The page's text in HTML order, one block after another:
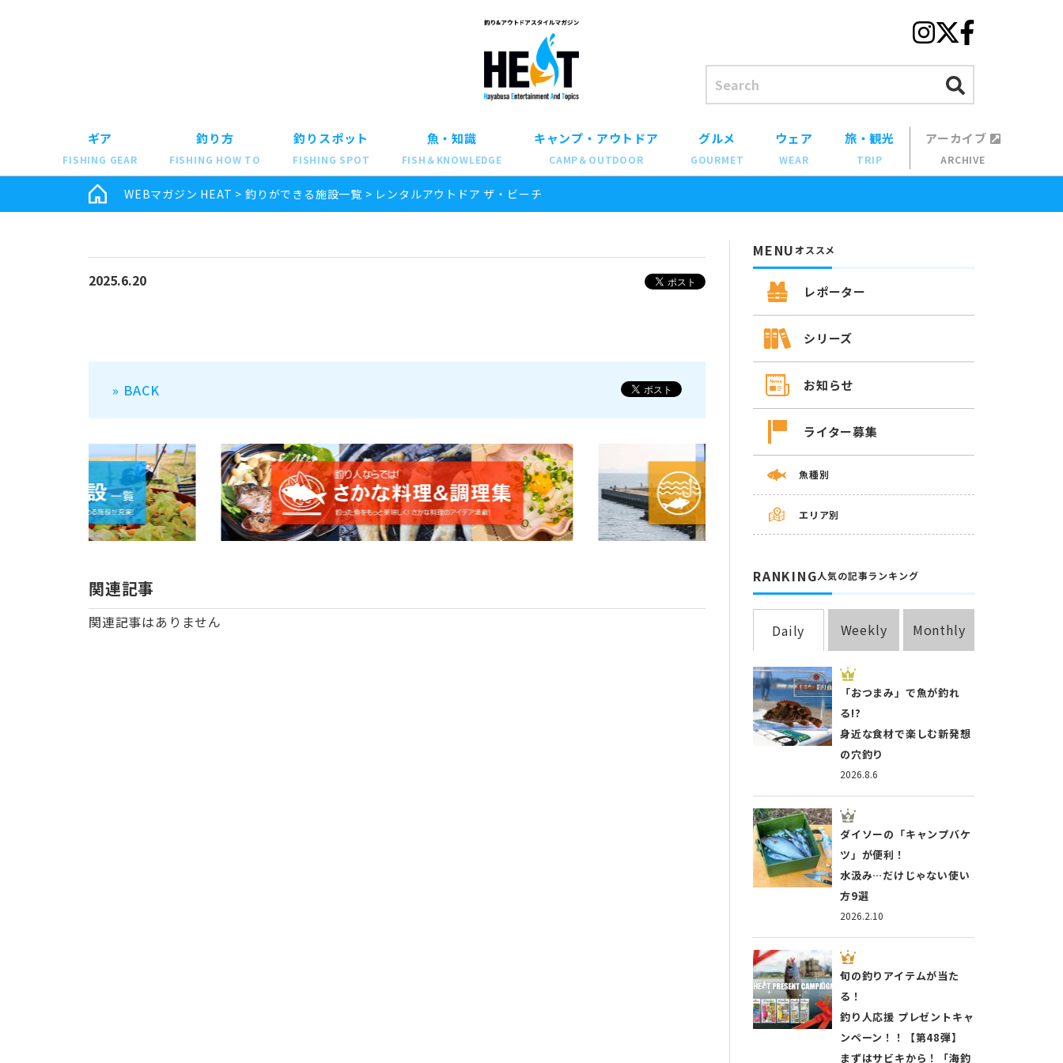
ギア
FISHING GEAR
釣り方
FISHING HOW TO
釣りスポット
FISHING SPOT
魚・知識
FISH＆KNOWLEDGE
キャンプ・アウトドア
CAMP＆OUTDOOR
グルメ
GOURMET
ウェア
WEAR
旅・観光
TRIP
アーカイブ
ARCHIVE
WEBマガジン HEAT >釣りができる施設一覧 > レンタルアウトドア ザ・ビーチ
2025.6.20
» BACK
関連記事
関連記事はありません
MENUオススメ
レポーター
シリーズ
お知らせ
ライター募集
魚種別
エリア別
RANKING人気の記事ランキング
Daily Weekly Monthly
2026.8.6
「おつまみ」で魚が釣れ
る!?
身近な食材で楽しむ新発想
の穴釣り
2026.2.10
ダイソーの「キャンプバケ
ツ」が便利！
水汲み…だけじゃない使い
方9選
旬の釣りアイテムが当た
る！
釣り人応援 プレゼントキャ
ンペーン！！【第48弾】
まずはサビキから！「海釣